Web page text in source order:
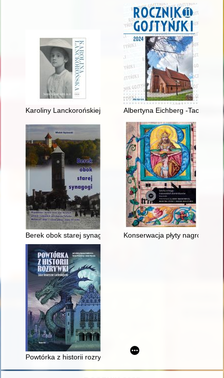
Karoliny Lanckorońskiej wkład do badań historycznych
Albertyna Eichberg -
Berek obok starej synagogi : wspomnienia i historie dzieci
Konserwacja płyty nagrobnej
Powtórka z historii rozrywki : szkice historyczne i